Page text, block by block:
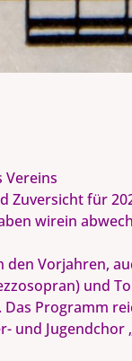
Vereins
Zuversicht für
wirein
den Vorjahren,
und
Programm
und Jugendchor